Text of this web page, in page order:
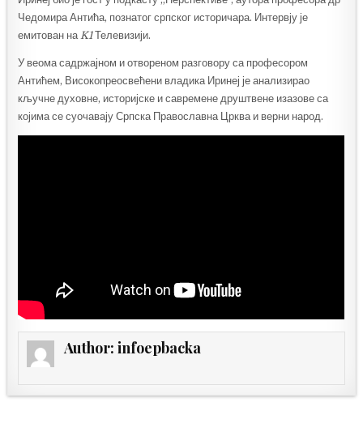
Чедомира Антића, познатог српског историчара. Интервју је
емитован на K1Телевизији.
У веома садржајном и отвореном разговору са професором
Антићем, Високопреосвећени владика Иринеј је анализирао
кључне духовне, историјске и савремене друштвене изазове са
којима се суочавају Српска Православна Црква и верни народ.
Author:infoepbacka